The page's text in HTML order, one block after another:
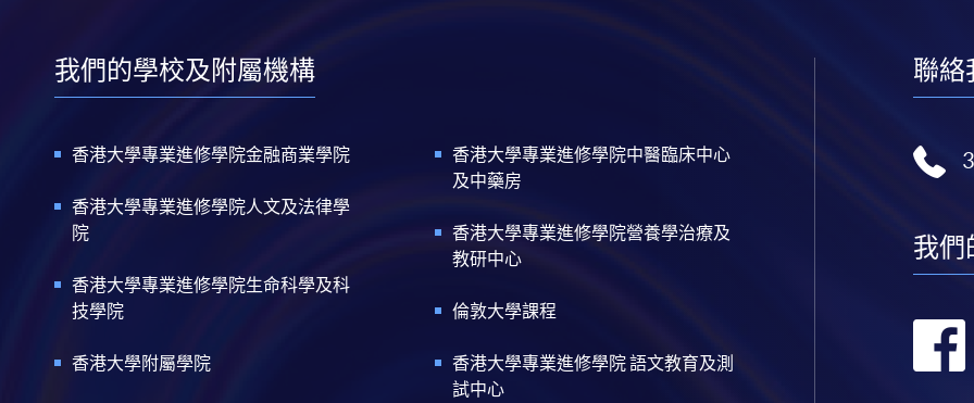
我們的學校及附屬機構
香港大學專業進修學院金融商業學院
香港大學專業進修學院人文及法律學
院
香港大學專業進修學院生命科學及科
技學院
香港大學附屬學院
香港大學專業進修學院中醫臨床中心
及中藥房
香港大學專業進修學院營養學治療及
教研中心
倫敦大學課程
香港大學專業進修學院 語文教育及測
試中心
聯絡
我們